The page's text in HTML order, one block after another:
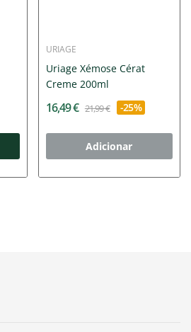
URIAGE
Uriage Xémose Cérat
Creme 200ml
16,49 € 21,99 € -25%
Adicionar